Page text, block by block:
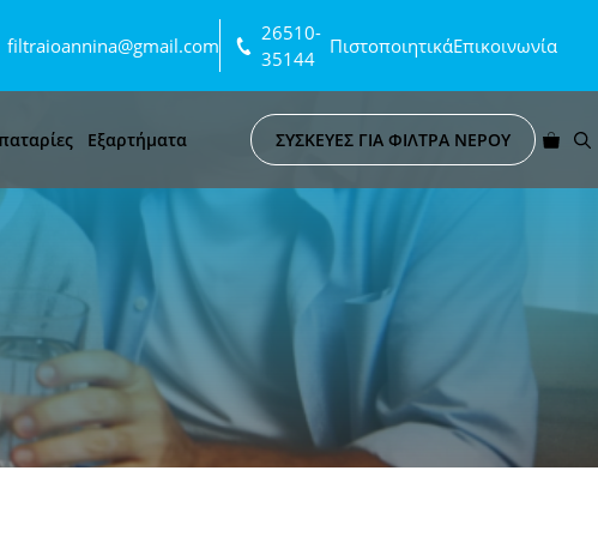
filtraioannina@gmail.com
26510-
35144
ΠιστοποιητικάΕπικοινωνία
Εξαρτήματα ΣΥΣΚΕΥΕΣ ΓΙΑ ΦΙΛΤΡΑ ΝΕΡΟΥ